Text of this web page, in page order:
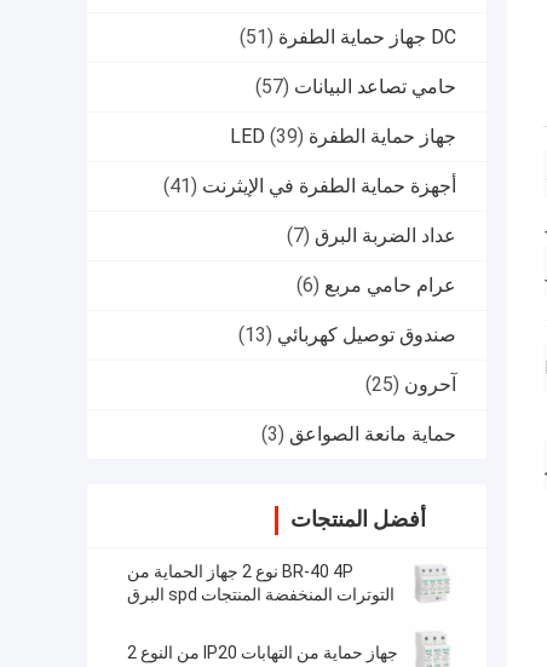
DC جهاز حماية الطفرة (51)
حامي تصاعد البيانات (57)
جهاز حماية الطفرة LED (39)
أجهزة حماية الطفرة في الإيثرنت (41)
عداد الضربة البرق (7)
عرام حامي مربع (6)
صندوق توصيل كهربائي (13)
آحرون (25)
حماية مانعة الصواعق (3)
أفضل المنتجات
BR-40 4P نوع 2 جهاز الحماية من
التوترات المنخفضة المنتجات spd البرق
جهاز حماية من التهابات IP20 من النوع 2